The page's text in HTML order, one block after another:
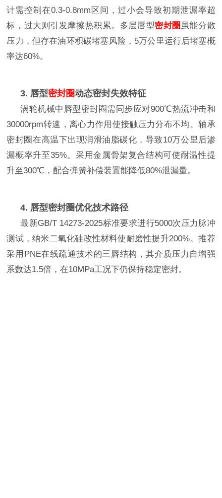
计需控制在0.3-0.8mm 区间，过小会导致初期泄漏率超
标，过大则引发摩擦热积累。多层唇型密封圈 虽能分散
压力，但存在油环积碳堵塞风险， 5万公里运行后堵塞概
率达60%。
3. 唇型密封圈动态密封失效特征
涡轮机械中唇型密封圈需同步应对900℃热流冲击和
30000rpm转速，离心力作用使接触压力分布不均。轴承
密封圈在高温下出现润滑油脂碳化，导致10万公里后渗
漏概率升至35%。采用金属骨架复合结构可使耐温性提
升至300℃ ，配合弹簧补偿装置能降低80%泄漏量。
4. 唇型密封圈优化技术路径
最新GB/T 14273-2025标准要求进行5000次压力脉冲
测试，纳米二氧化硅改性材料使耐磨性提升200%。推荐
采用 PNE在线疏通技术的三唇结构，其介质压力自增强
系数达1.5倍，在10MPa工况下仍保持稳定密封。